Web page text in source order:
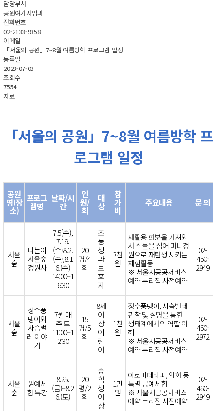
담당부서
공원여가사업과
전화번호
02-2133-9358
이메일
「서울의 공원」7~8월 여름방학 프로그램 일정
등록일
2023-07-03
조회수
7554
자료
「서울의 공원」7~8월 여름방학 프
로그램 일정
공원
명(장
소)
프로그
램명
날짜/시
간
인
원/
회
대
상
참
가
비
주요내용 문 의
서울
숲
나는야
서울숲
정원사
7.5(수),
7.19.
(수)8.2.
(수),8.1
6.(수)
14:00~1
6:30
20
명/4
회
초
등
생
과
보
호
자
3천
원
재활용 화분을 가져와
서 식물을 심어 미니정
원으로 재탄생 시키는
체험활동
※ 서울시공공서비스
예약 누리집 사전예약
02-
460-
2949
서울
숲
장수풍
뎅이와
사슴벌
레 이야
기
7월 매
주 토
11:00~1
2:30
15
명/5
회
8세
이
상
어
린
이
1천
원
장수풍뎅이, 사슴벌레
관찰 및 설명을 통한
생태계에서의 역할 이
해
※ 서울시공공서비스
예약 누리집 사전예약
02-
460-
2972
서울
숲
원예체
험 특강
8.25.
(금)~8.2
6.(토)
20
명/2
회
중
학
생
이
상
1만
원
아로마테라피, 압화 등
특별 공예체험
※ 서울시공공서비스
예약 누리집 사전예약
02-
460-
2949